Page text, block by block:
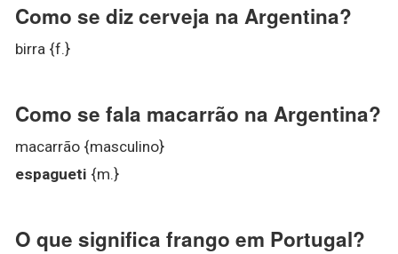
Como se diz cerveja na Argentina?
birra {f.}
Como se fala macarrão na Argentina?
macarrão {masculino}
espagueti {m.}
O que significa frango em Portugal?